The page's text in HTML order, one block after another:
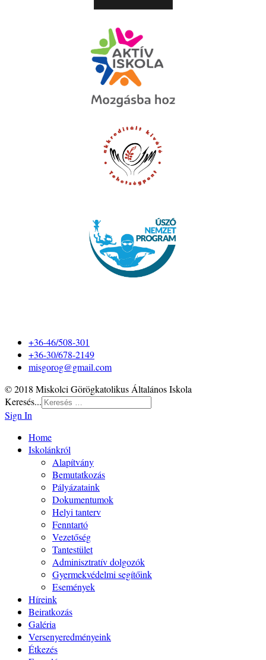
+36-46/508-301
+36-30/678-2149
misgorog@gmail.com
© 2018 Miskolci Görögkatolikus Általános Iskola
Keresés...
Sign In
Home
Iskolánkról
Alapítvány
Bemutatkozás
Pályázataink
Dokumentumok
Helyi tanterv
Fenntartó
Vezetőség
Tantestület
Adminisztratív dolgozók
Gyermekvédelmi segítőink
Események
Híreink
Beiratkozás
Galéria
Versenyeredményeink
Étkezés